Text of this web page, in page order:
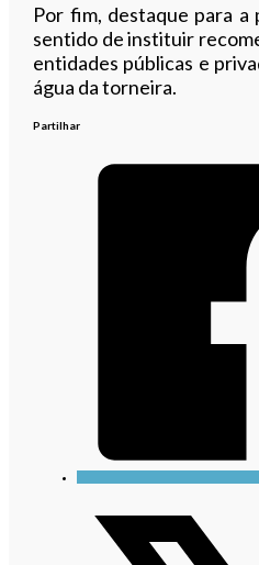
Por fim, destaque para a
sentido de instituir
entidades públicas e
água da torneira.
Partilhar